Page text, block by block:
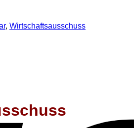
, Wirtschaftsausschuss